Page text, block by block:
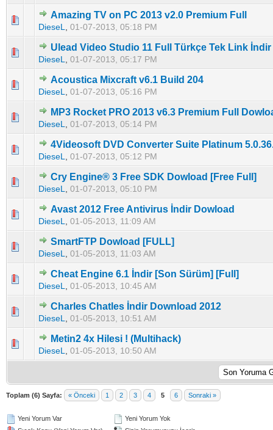
Amazing TV on PC 2013 v2.0 Premium Full
DieseL, 01-07-2013, 05:18 PM
5 üzerinden 0 Oy - Toplam Ortalama 0 Oy Verilmiş
12345
Ulead Video Studio 11 Full Türkçe Tek Link İndir
DieseL, 01-07-2013, 05:17 PM
5 üzerinden 0 Oy - Toplam Ortalama 0 Oy Verilmiş
12 345
Acoustica Mixcraft v6.1 Build 204
DieseL, 01-07-2013, 05:16 PM
5 üzerinden 0 Oy - Toplam Ortalama 0 Oy Verilmiş
12345
MP3 Rocket PRO 2013 v6.3 Premium Full
DieseL, 01-07-2013, 05:14 PM
5 üzerinden 0 Oy - Toplam Ortalama 0 Oy Verilmiş
12345
4Videosoft DVD Converter Suite Platinum
DieseL, 01-07-2013, 05:12 PM
5 üzerinden 0 Oy - Toplam Ortalama 0 Oy Verilmiş
123 4 5
Cry Engine® 3 Free SDK Dowload [Free Full]
DieseL, 01-07-2013, 05:10 PM
5 üzerinden 0 Oy - Toplam Ortalama 0 Oy Verilmiş
12 345
Avast 2012 Free Antivirus İndir Dowload
DieseL, 01-05-2013, 11:09 AM
5 üzerinden 0 Oy - Toplam Ortalama 0 Oy Verilmiş
1234 5
SmartFTP Dowload [FULL]
DieseL, 01-05-2013, 11:03 AM
5 üzerinden 0 Oy - Toplam Ortalama 0 Oy Verilmiş
12 34 5
Cheat Engine 6.1 İndir [Son Sürüm] [Full]
DieseL, 01-05-2013, 10:45 AM
5 üzerinden 0 Oy - Toplam Ortalama 0 Oy Verilmiş
12345
Charles Chatles İndir Download 2012
DieseL, 01-05-2013, 10:51 AM
5 üzerinden 0 Oy - Toplam Ortalama 0 Oy Verilmiş
1234 5
Metin2 4x Hilesi ! (Multihack)
DieseL, 01-05-2013, 10:50 AM
5 üzerinden 0 Oy - Toplam Ortalama 0 Oy Verilmiş
12345
Toplam (6) Sayfa: « Önceki 1 2 3 4 5 6 Sonraki »
Yeni Yorum Var
Yeni Yorum Yok